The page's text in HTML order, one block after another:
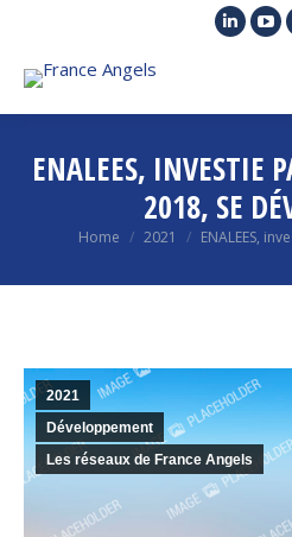
in
in
ENALEES, INVESTIE
2018, SE
You are here:
Home 2021 ENALEES,
2021
Développement
Les réseaux de France Angels